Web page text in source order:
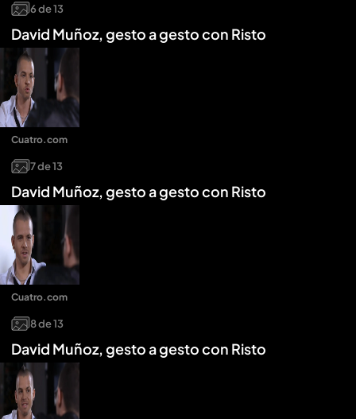
6de13
David Muñoz, gesto a gesto con Risto
7de13
David Muñoz, gesto a gesto con Risto
Cuatro.com
8de13
David Muñoz, gesto a gesto con Risto
Cuatro.com